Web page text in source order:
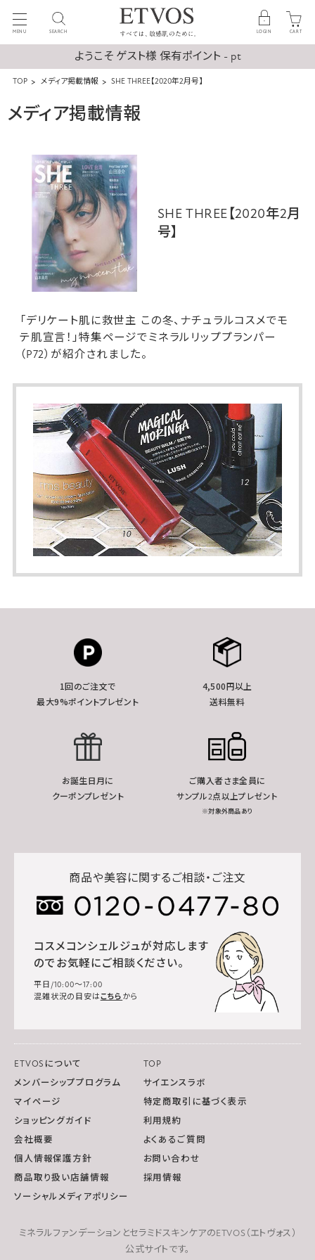
MENU SEARCH LOGIN CART
ようこそ ゲスト様 保有ポイント - pt
TOP メディア掲載情報 SHE THREE【2020年2月号】
メディア掲載情報
SHE THREE【2020年2月
号】
「デリケート肌に救世主 この冬、ナチュラルコスメでモ
テ肌宣言！」特集ページでミネラルリッププランパー
（P72）が紹介されました。
1回のご注文で
最大9%ポイントプレゼント
4,500円以上
送料無料
お誕生日月に
クーポンプレゼント
ご購入者さま全員に
サンプル2点以上プレゼント
※対象外商品あり
商品や美容に関するご相談・ご注文
コスメコンシェルジュが対応します
のでお気軽にご相談ください。
平日/10:00～17:00
混雑状況の目安はこちら から
ETVOSについて
TOP
メンバーシッププログラム
サイエンスラボ
マイページ
特定商取引に基づく表示
ショッピングガイド
利用規約
会社概要
よくあるご質問
個人情報保護方針
お問い合わせ
商品取り扱い店舗情報
採用情報
ソーシャルメディアポリシー
ミネラルファンデーションとセラミドスキンケアのETVOS（エトヴォス）
公式サイトです。